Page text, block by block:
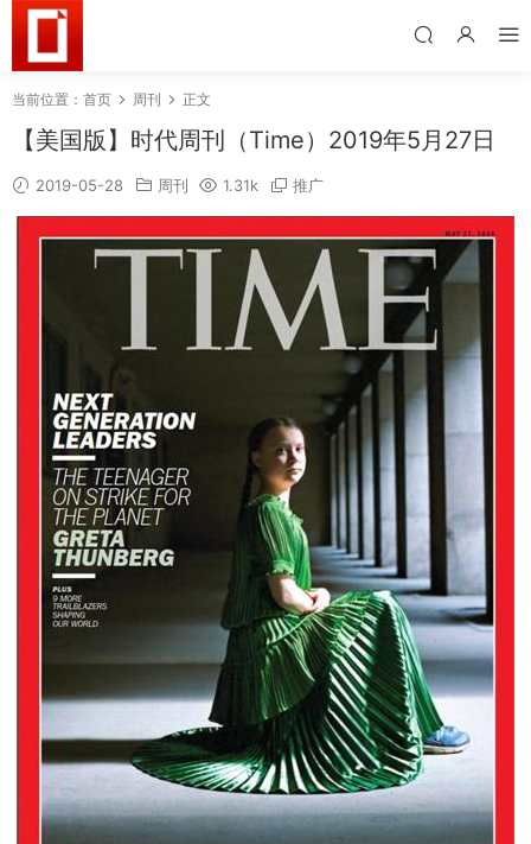
当前位置： 首页 周刊 正文
【美国版】时代周刊（Time）2019年5月27日
2019-05-28 周刊 1.31k 推广